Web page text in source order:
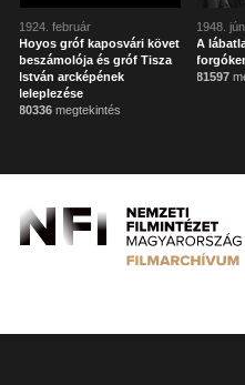
1924. február
Hoyos gróf kaposvári követ
beszámolója és gróf Tisza
István arcképének
leleplezése
80336 megtekintés
1948.
A
81597